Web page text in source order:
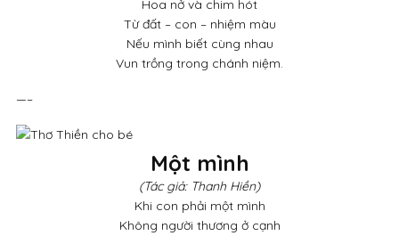
Hoa nở và chim hót
Từ đất – con – nhiệm màu
Nếu mình biết cùng nhau
Vun trồng trong chánh niệm.
—–
Một mình
(Tác giả: Thanh Hiền)
Khi con phải một mình
Không người thương ở cạnh